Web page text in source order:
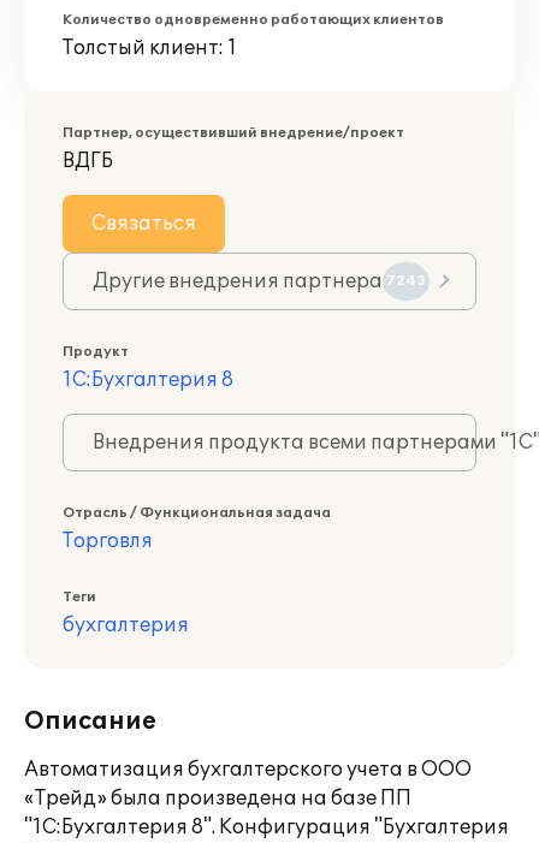
Количество одновременно работающих клиентов
Толстый клиент: 1
Партнер, осуществивший внедрение/проект
ВДГБ
Связаться
Другие внедрения партнера 7243
Продукт
1С:Бухгалтерия 8
Внедрения продукта всеми партнерами
Отрасль / Функциональная задача
Торговля
Теги
бухгалтерия
Описание
Автоматизация бухгалтерского учета в ООО
«Трейд» была произведена на базе ПП
"1С:Бухгалтерия 8". Конфигурация "Бухгалтерия